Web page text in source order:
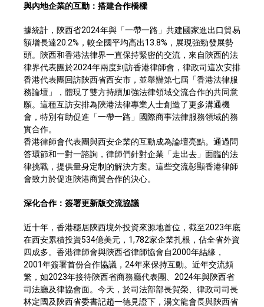
與內地企業的互動：搭建合作橋樑
據統計，陝西省2024年與「一帶一路」共建國家進出口貿易
額增長達20.2%，較全國平均高出13.8%，展現強勁發展勢
頭。陝西和香港法律界一直保持緊密的交流，來自陝西的法
律界代表團於2024年兩度到訪香港律師會，律政司這次安排
香港代表團回訪陝西省西安市，並舉辦第七屆「香港法律服
務論壇」，體現了雙方持續加強法律領域交流合作的共同意
願。這種互訪安排為陝港法律專業人士創造了更多溝通機
會，特別有助促進「一帶一路」國際商事法律服務領域的務
實合作。
香港律師會代表團與西安企業的互動成為論壇亮點。通過問
答環節和一對一諮詢，律師們針對企業「走出去」面臨的法
律挑戰，提供量身定制的解決方案。這些交流彰顯香港律師
會致力於促進陝港商貿合作的決心。
深化合作：簽署更新版交流協議
近十年，香港穩居陝西境外投資來源地首位，截至2023年底
在西安累積投資534億美元，1,782家企業扎根，佔全省外資
四成多。香港律師會與陝西省律師協會自2000年結緣，
2001年簽署首份合作協議，24年來保持互動。近年交流頻
繁，如2023年接待陝西省商務廳代表團、2024年與陝西省
司法廳及律協會面。今天，於司法部部長賀榮、律政司司長
林定國及陝西省委書記趙一德見證下，湯文龍會長與陝西省